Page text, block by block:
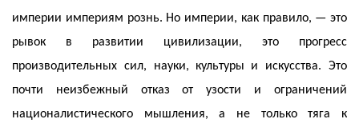
империи империям рознь. Но империи, как правило, — это
рывок в развитии цивилизации, это прогресс
производительных сил, науки, культуры и искусства. Это
почти неизбежный отказ от узости и ограничений
националистического мышления, а не только тяга к